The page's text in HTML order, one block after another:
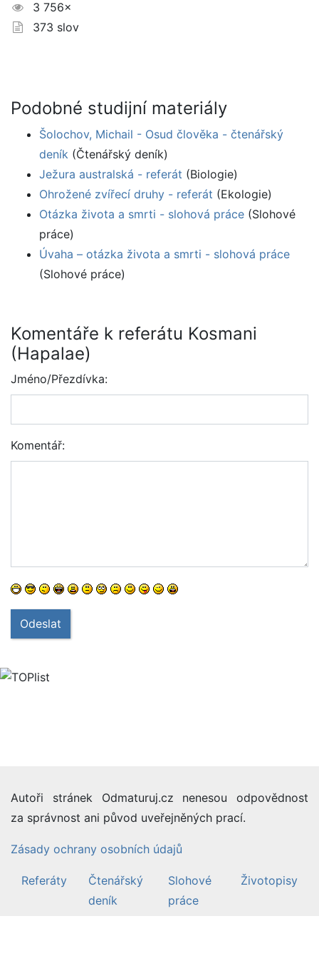
3 756×
373 slov
Podobné studijní materiály
Šolochov, Michail - Osud člověka - čtenářský
deník (Čtenářský deník)
Ježura australská - referát (Biologie)
Ohrožené zvířecí druhy - referát (Ekologie)
Otázka života a smrti - slohová práce (Slohové
práce)
Úvaha – otázka života a smrti - slohová práce
(Slohové práce)
Komentáře k referátu Kosmani
(Hapalae)
Jméno/Přezdívka:
Komentář:
Odeslat
Autoři stránek Odmaturuj.cz nenesou odpovědnost
za správnost ani původ uveřejněných prací.
Zásady ochrany osobních údajů
Referáty
Čtenářský
deník
Slohové
práce
Životopisy